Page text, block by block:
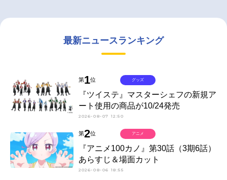
最新ニュースランキング
第1位
『ツイステ』マスターシェフの新規ア
ート使用の商品が10/24発売
2026-08-07 12:50
グッズ
第2位
『アニメ100カノ』第30話（3期6話）
あらすじ＆場面カット
2026-08-06 18:55
アニメ